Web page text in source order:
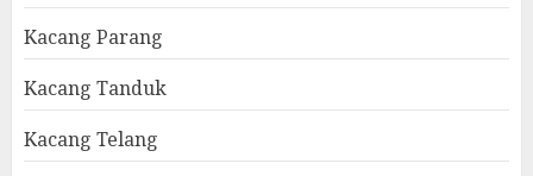
Kacang Parang
Kacang Tanduk
Kacang Telang